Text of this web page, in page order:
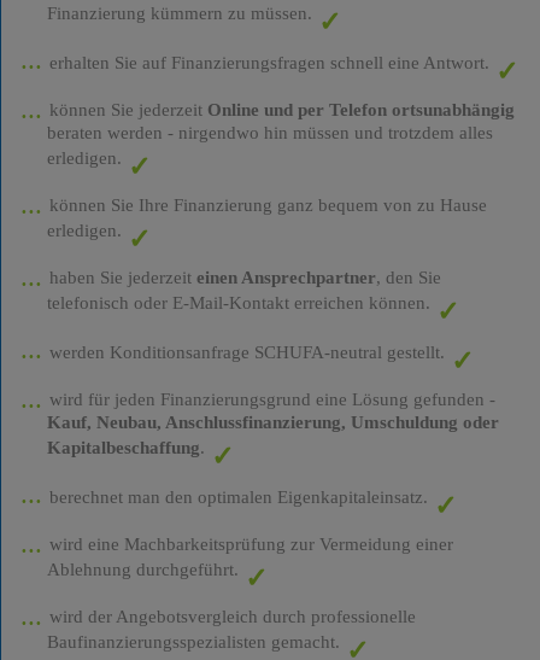
Finanzierung kümmern zu müssen.
erhalten Sie auf Finanzierungsfragen schnell eine Antwort.
können Sie jederzeit Online und per Telefon ortsunabhängig
beraten werden - nirgendwo hin müssen und trotzdem alles
erledigen.
können Sie Ihre Finanzierung ganz bequem von zu Hause
erledigen.
haben Sie jederzeit einen Ansprechpartner, den Sie
telefonisch oder E-Mail-Kontakt erreichen können.
werden Konditionsanfrage SCHUFA-neutral gestellt.
wird für jeden Finanzierungsgrund eine Lösung gefunden -
Kauf, Neubau, Anschlussfinanzierung, Umschuldung oder
Kapitalbeschaffung.
berechnet man den optimalen Eigenkapitaleinsatz.
wird eine Machbarkeitsprüfung zur Vermeidung einer
Ablehnung durchgeführt.
wird der Angebotsvergleich durch professionelle
Baufinanzierungsspezialisten gemacht.